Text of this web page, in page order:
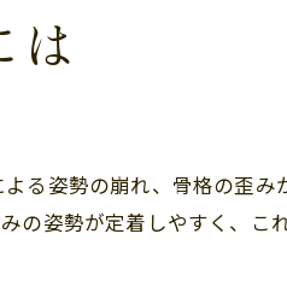
とは
イント
習慣
は
る姿勢の崩れ、骨格の歪み
の姿勢が定着しやすく、こ